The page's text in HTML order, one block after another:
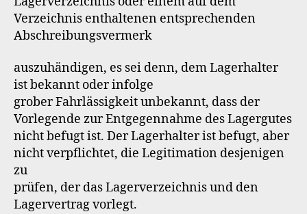
Verzeichnis enthaltenen entsprechenden
Abschreibungsvermerk
auszuhändigen, es sei denn, dem Lagerhalter
ist bekannt oder infolge
grober Fahrlässigkeit unbekannt, dass der
Vorlegende zur Entgegennahme des Lagergutes
nicht befugt ist. Der Lagerhalter ist befugt, aber
nicht verpflichtet, die Legitimation desjenigen
zu
prüfen, der das Lagerverzeichnis und den
Lagervertrag vorlegt.